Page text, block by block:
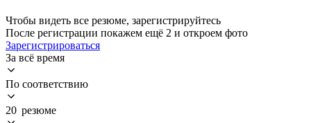
Чтобы видеть все резюме, зарегистрируйтесь
После регистрации покажем ещё 2 и откроем фото
Зарегистрироваться
За всё время
По соответствию
20 резюме